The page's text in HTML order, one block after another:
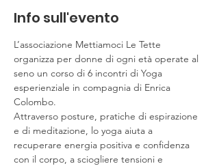
Info sull'evento
L’associazione Mettiamoci Le Tette
organizza per donne di ogni età operate al
seno un corso di 6 incontri di Yoga
esperienziale in compagnia di Enrica
Colombo.
Attraverso posture, pratiche di espirazione
e di meditazione, lo yoga aiuta a
recuperare energia positiva e confidenza
con il corpo, a sciogliere tensioni e